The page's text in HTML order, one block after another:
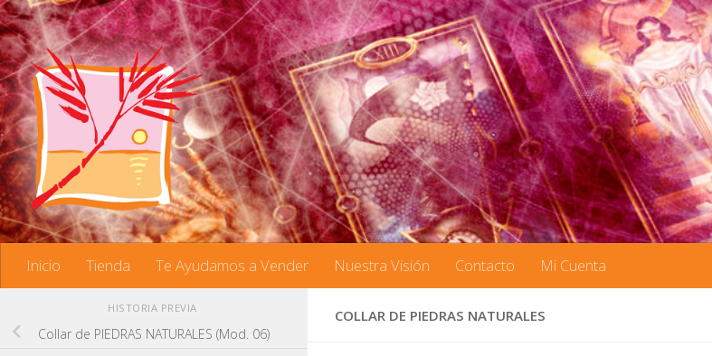
Saltar al contenido
Inicio Tienda Te Ayudamos a Vender Nuestra Visión Contacto Mi Cuenta
COLLAR DE PIEDRAS NATURALES
HISTORIA PREVIA
Collar de PIEDRAS NATURALES (Mod. 06)